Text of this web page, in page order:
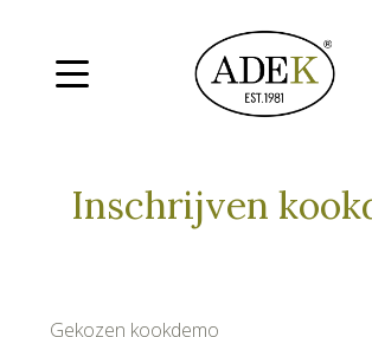
Inschrijven
Gekozen kookdemo